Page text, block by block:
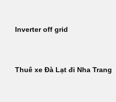
Inverter off grid
Thuê xe Đà Lạt đi Nha Trang